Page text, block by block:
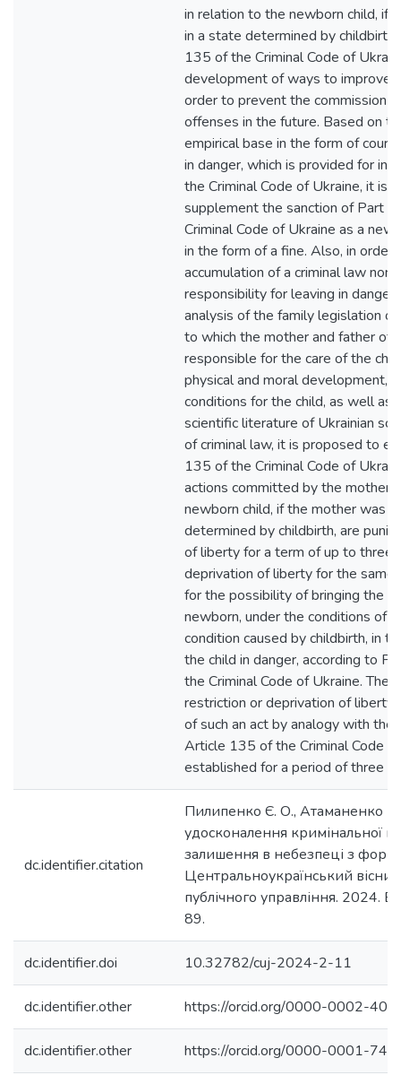
in relation to the newborn child, if
in a state determined by
135 of the Criminal Code of
development of ways to improve
order to prevent the commission
offenses in the future. Based on
empirical base in the form of court
in danger, which is provided for in
the Criminal Code of Ukraine, it is
supplement the sanction of Part
Criminal Code of Ukraine as a
in the form of a fine. Also, in order
accumulation of a criminal law
responsibility for leaving in
analysis of the family legislation of
to which the mother and father of
responsible for the care of the
physical and moral development,
conditions for the child, as well as
scientific literature of Ukrainian
of criminal law, it is proposed to
135 of the Criminal Code of
actions committed by the mother
newborn child, if the mother was
determined by childbirth, are
of liberty for a term of up to three
deprivation of liberty for the same
for the possibility of bringing the
newborn, under the conditions of
condition caused by childbirth, in
the child in danger, according to
the Criminal Code of Ukraine. The
restriction or deprivation of liberty
of such an act by analogy with the
Article 135 of the Criminal Code
established for a period of three
dc.identifier.citation
Пилипенко Є. О.,
удосконалення кримінальної
залишення в небезпеці з
Центральноукраїнський
публічного управління. 2024.
89.
dc.identifier.doi 10.32782/cuj-2024-2-11
dc.identifier.other https://orcid.org/0000-0002-
dc.identifier.other https://orcid.org/0000-0001-